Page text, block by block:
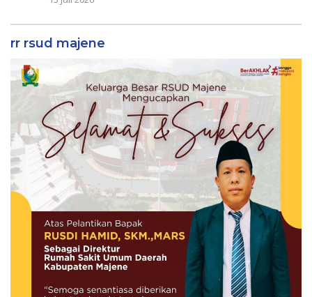
rr rsud majene